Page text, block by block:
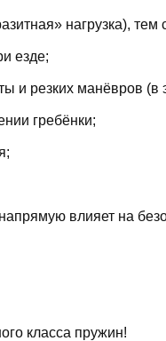
нагрузка),
езде;
и резких манёвров
гребёнки;
влияет на
класса пружин!